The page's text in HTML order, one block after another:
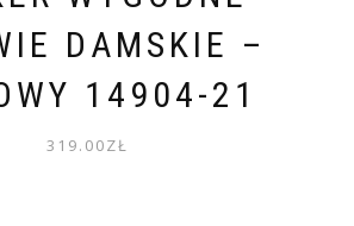
DAMSKIE –
14904-21
319.00ZŁ